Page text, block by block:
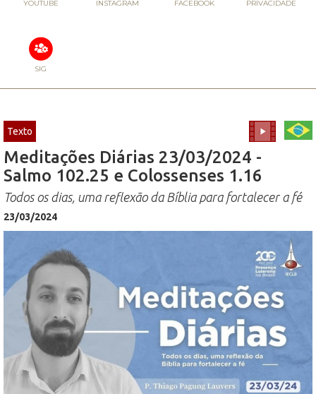
YOUTUBE INSTAGRAM FACEBOOK PRIVACIDADE
SIG
Texto
Meditações Diárias 23/03/2024 -
Salmo 102.25 e Colossenses 1.16
Todos os dias, uma reflexão da Bíblia para fortalecer a fé
23/03/2024